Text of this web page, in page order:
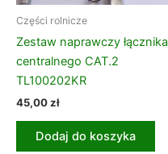
Części rolnicze
Zestaw naprawczy łącznika
centralnego CAT.2
TL100202KR
45,00zł
Dodaj do koszyka